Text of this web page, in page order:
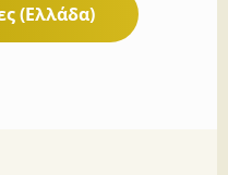
(Ελλάδα)